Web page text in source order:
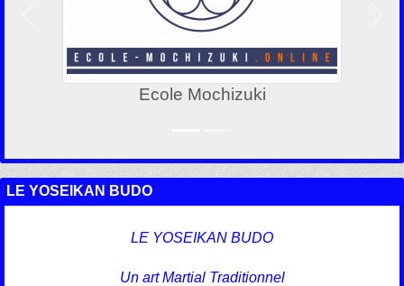
Ecole Mochizuki
LE YOSEIKAN BUDO
LE YOSEIKAN BUDO
Un art Martial Traditionnel